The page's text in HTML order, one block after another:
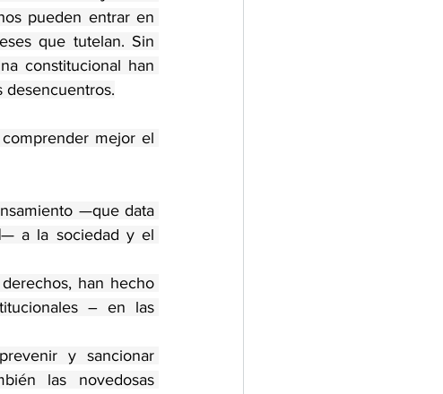
que tutelan. Sin
constitucional han
desencuentros.
mejor el
—que data
— a la sociedad y el
han hecho
– en las
y sancionar
las novedosas